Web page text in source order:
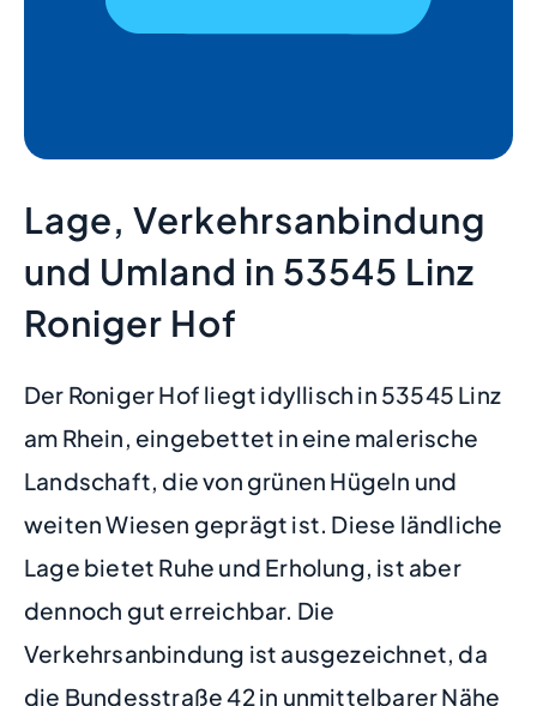
Lage, Verkehrsanbindung
und Umland in 53545 Linz
Roniger Hof
Der Roniger Hof liegt idyllisch in 53545 Linz
am Rhein, eingebettet in eine malerische
Landschaft, die von grünen Hügeln und
weiten Wiesen geprägt ist. Diese ländliche
Lage bietet Ruhe und Erholung, ist aber
dennoch gut erreichbar. Die
Verkehrsanbindung ist ausgezeichnet, da
die Bundesstraße 42 in unmittelbarer Nähe